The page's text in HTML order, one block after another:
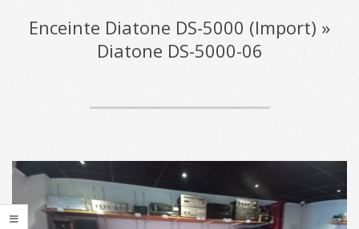
Enceinte Diatone DS-5000 (Import) »
Diatone DS-5000-06